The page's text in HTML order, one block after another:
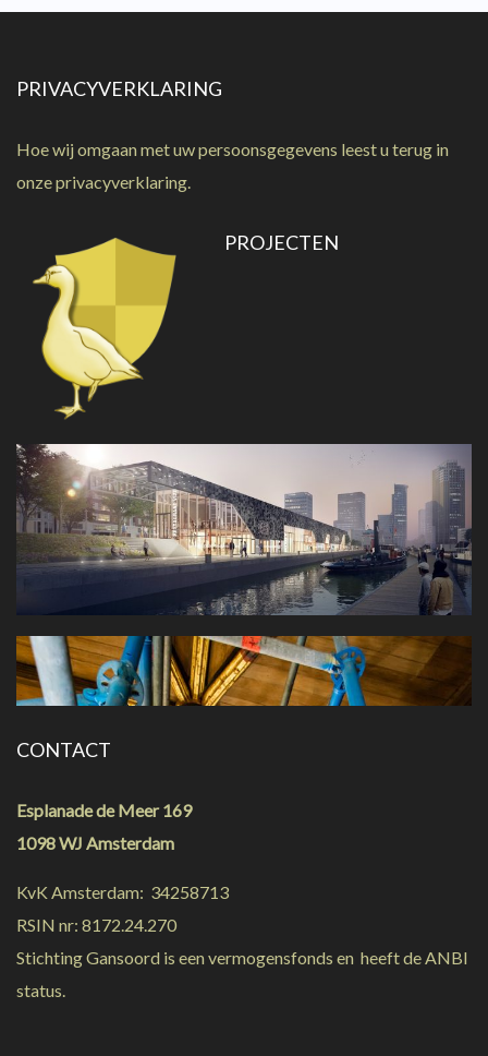
PRIVACYVERKLARING
Hoe wij omgaan met uw persoonsgegevens leest u terug in
onzeprivacyverklaring.
PROJECTEN
CONTACT
Esplanade de Meer 169
1098 WJ Amsterdam
KvK Amsterdam: 34258713
RSIN nr: 8172.24.270
Stichting Gansoord is een vermogensfonds en heeft de ANBI
status.